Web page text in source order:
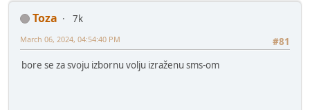
Toza
7k
#81
March 06, 2024, 04:54:40 PM
bore se za svoju izbornu volju izraženu sms-om